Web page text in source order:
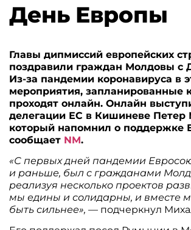
День Европы
Главы дипмиссий европейских
поздравили граждан Молдовы с
Из-за пандемии коронавируса в
мероприятия, запланированные
проходят онлайн. Онлайн
делегации ЕС в Кишиневе Петер
который напомнил о поддержке
сообщает NM.
«С первых дней пандемии
и раньше, был с гражданами
реализуя несколько проектов
мы едины и солидарны, и вместе
быть сильнее», — подчеркнул